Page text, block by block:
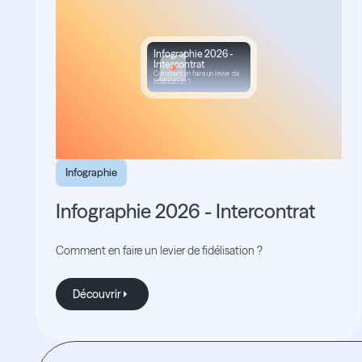
Infographie 2026 -
Intercontrat
Comment en faire un levier de
fidélisation ?
Infographie
Infographie 2026 - Intercontrat
Comment en faire un levier de fidélisation ?
Découvrir
Découvrir